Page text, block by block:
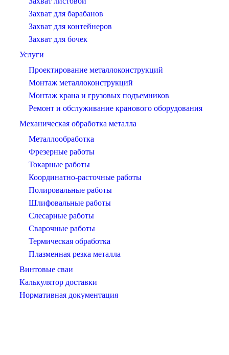
Захват для барабанов
Захват для контейнеров
Захват для бочек
Услуги
Проектирование металлоконструкций
Монтаж металлоконструкций
Монтаж крана и грузовых подъемников
Ремонт и обслуживание кранового оборудования
Механическая обработка металла
Металлообработка
Фрезерные работы
Токарные работы
Координатно-расточные работы
Полировальные работы
Шлифовальные работы
Слесарные работы
Сварочные работы
Термическая обработка
Плазменная резка металла
Винтовые сваи
Калькулятор доставки
Нормативная документация